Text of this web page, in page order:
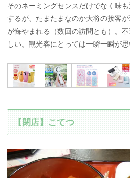
そのネーミングセンスだけでなく味
するが、たまたまなのか大将の接客
が悔やまれる（数回の訪問とも）。
しい。観光客にとっては一瞬一瞬が思
【閉店】こてつ